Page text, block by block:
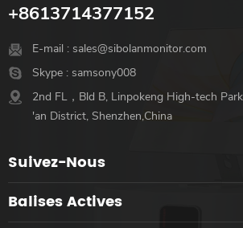
+8613714377152
E-mail : sales@sibolanmonitor.com
Skype : samsony008
2nd FL，Bld B, Linpokeng High-tech
'an District, Shenzhen,China
Suivez-Nous
Balises Actives